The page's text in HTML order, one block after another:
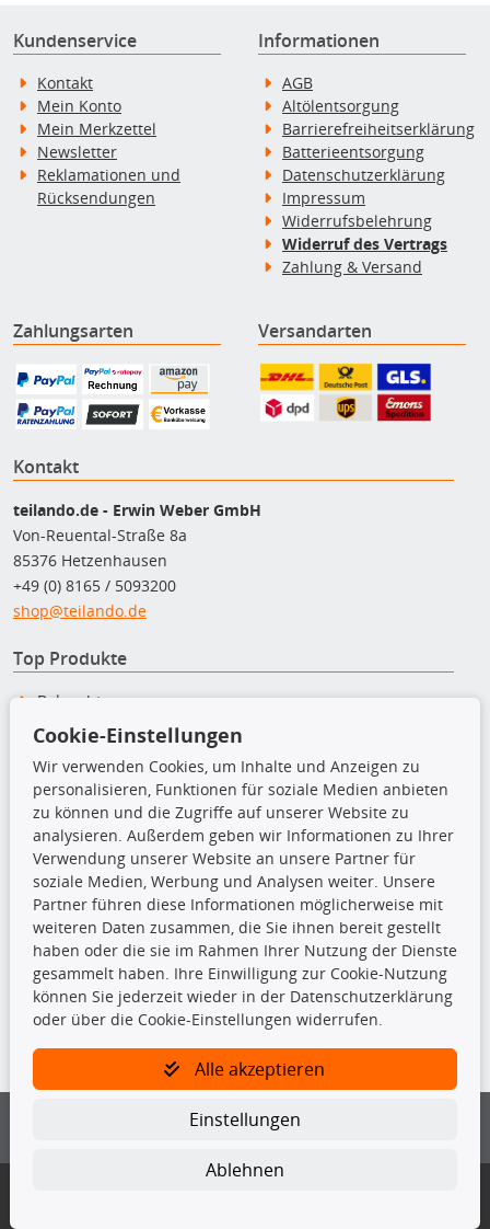
Kundenservice
Kontakt
Mein Konto
Mein Merkzettel
Newsletter
Reklamationen und
Rücksendungen
Informationen
AGB
Altölentsorgung
Barrierefreiheitserklärung
Batterieentsorgung
Datenschutzerklärung
Impressum
Widerrufsbelehrung
Widerruf des Vertrags
Zahlung & Versand
Zahlungsarten Versandarten
Kontakt
teilando.de - Erwin Weber GmbH
Von-Reuental-Straße 8a
85376 Hetzenhausen
+49 (0) 8165 / 5093200
shop@teilando.de
Top Produkte
Beleuchtung
Bremsbeläge
Bremsscheiben
Kupplungssatz
Querlenker
Radlager
Stoßdämpfer
TecDoc Inside
Die hier angezeigten Daten insbesondere die gesamte Datenbank dürfen
nicht kopiert werden.
Es ist zu unterlassen, die Daten oder die gesamte Datenbank ohne
und/oder diese Handlungen durch Dritte ausführen zu lassen. Ein
Bitte prüfen Sie, ob das über unseren Onlineshop identifizierte Ersatzteil
Cookie-Einstellungen
Wir verwenden Cookies, um Inhalte und Anzeigen zu
personalisieren, Funktionen für soziale Medien anbieten
zu können und die Zugriffe auf unserer Website zu
analysieren. Außerdem geben wir Informationen zu Ihrer
Verwendung unserer Website an unsere Partner für
soziale Medien, Werbung und Analysen weiter. Unsere
Partner führen diese Informationen möglicherweise mit
weiteren Daten zusammen, die Sie ihnen bereit gestellt
haben oder die sie im Rahmen Ihrer Nutzung der Dienste
gesammelt haben. Ihre Einwilligung zur Cookie-Nutzung
können Sie jederzeit wieder in der Datenschutzerklärung
oder über die Cookie-Einstellungen widerrufen.
Alle akzeptieren
Einstellungen
Ablehnen